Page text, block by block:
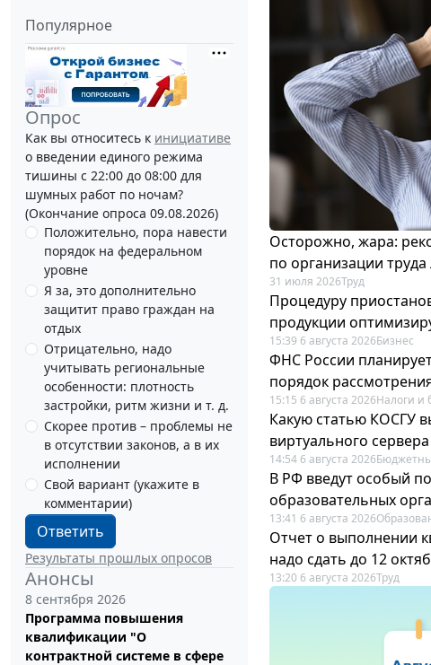
Популярное
Опрос
Как вы относитесь к инициативе
о введении единого режима
тишины с 22:00 до 08:00 для
шумных работ по ночам?
(Окончание опроса 09.08.2026)
Положительно, пора навести
порядок на федеральном
уровне
Я за, это дополнительно
защитит право граждан на
отдых
Отрицательно, надо
учитывать региональные
особенности: плотность
застройки, ритм жизни и т. д.
Скорее против – проблемы не
в отсутствии законов, а в их
исполнении
Свой вариант (укажите в
комментарии)
Ответить
Результаты прошлых опросов
Анонсы
8 сентября 2026
Программа повышения
квалификации "О
контрактной системе в сфере
Осторожно, жара:
по организации
31 июля 2026Труд
Процедуру
продукции
15:39 6 августа 2026Бизнес
ФНС России
порядок
15:15 6 августа 2026Налоги и
Какую статью КОСГУ
виртуального сервера
14:54 6 августа 2026
В РФ введут особый
образовательных
13:41 6 августа 2026
Отчет о выполнении
надо сдать до 12
13:20 6 августа 2026Труд